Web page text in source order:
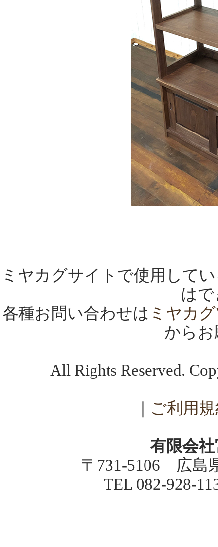
ミヤカグサイトで使用して
は
各種お問い合わせは ミヤカ
から
All Rights Reserved.
ご利用
有限会
〒731-5106 広島
TEL 082-928-